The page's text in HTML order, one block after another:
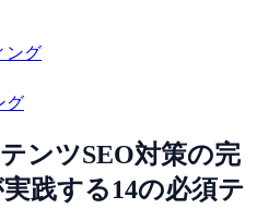
ング
グ
ンツSEO対策の完
践する14の必須テ